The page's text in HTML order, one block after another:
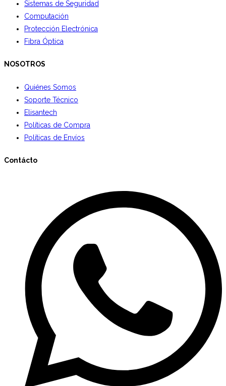
Sistemas de Seguridad
Computación
Protección Electrónica
Fibra Óptica
NOSOTROS
Quiénes Somos
Soporte Técnico
Elisantech
Políticas de Compra
Políticas de Envíos
Contácto